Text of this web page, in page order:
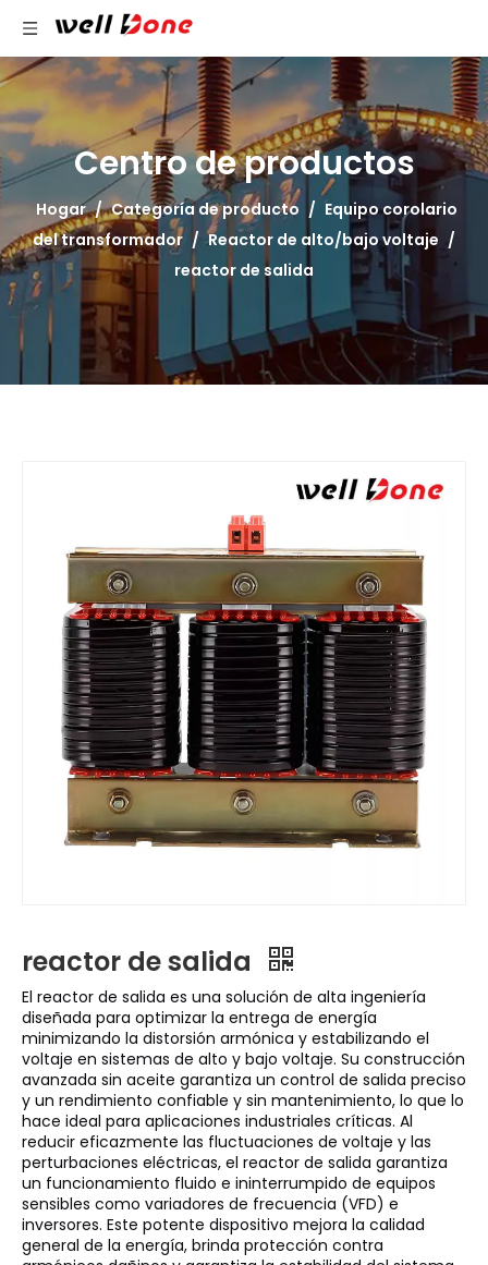
Centro de productos
Hogar / Categoría de producto / Equipo corolario
del transformador / Reactor de alto/bajo voltaje /
reactor de salida
reactor de salida
El reactor de salida es una solución de alta ingeniería
diseñada para optimizar la entrega de energía
minimizando la distorsión armónica y estabilizando el
voltaje en sistemas de alto y bajo voltaje. Su construcción
avanzada sin aceite garantiza un control de salida preciso
y un rendimiento confiable y sin mantenimiento, lo que lo
hace ideal para aplicaciones industriales críticas. Al
reducir eficazmente las fluctuaciones de voltaje y las
perturbaciones eléctricas, el reactor de salida garantiza
un funcionamiento fluido e ininterrumpido de equipos
sensibles como variadores de frecuencia (VFD) e
inversores. Este potente dispositivo mejora la calidad
general de la energía, brinda protección contra